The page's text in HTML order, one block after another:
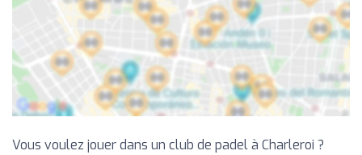
Vous voulez jouer dans un club de padel à Charleroi ?